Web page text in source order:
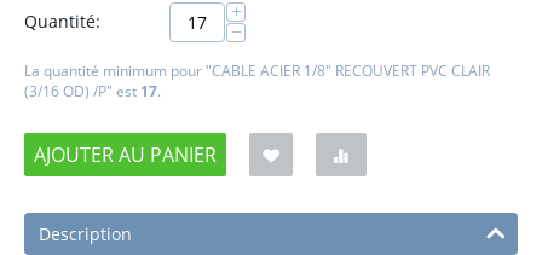
Quantité:
+
−
La quantité minimum pour "CABLE ACIER 1/8" RECOUVERT PVC CLAIR
(3/16 OD) /P" est 17.
AJOUTER AU PANIER
Description